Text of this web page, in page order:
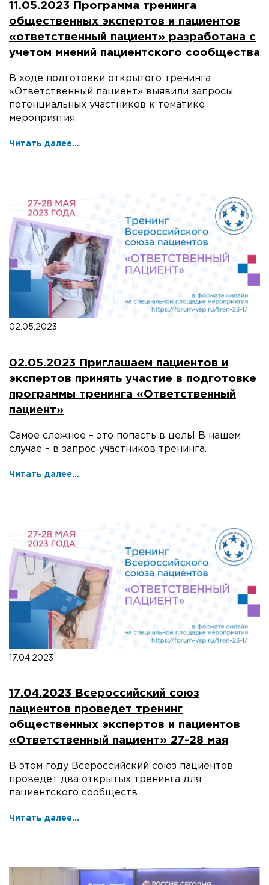
11.05.2023 Программа тренинга
общественных экспертов и пациентов
«ответственный пациент» разработана с
учетом мнений пациентского сообщества
В ходе подготовки открытого тренинга
«Ответственный пациент» выявили запросы
потенциальных участников к тематике
мероприятия
Читать далее...
02.05.2023
02.05.2023 Приглашаем пациентов и
экспертов принять участие в подготовке
программы тренинга «Ответственный
пациент»
Самое сложное – это попасть в цель! В нашем
случае – в запрос участников тренинга.
Читать далее...
17.04.2023
17.04.2023 Всероссийский союз
пациентов проведет тренинг
общественных экспертов и пациентов
«Ответственный пациент» 27-28 мая
В этом году Всероссийский союз пациентов
проведет два открытых тренинга для
пациентского сообществ
Читать далее...